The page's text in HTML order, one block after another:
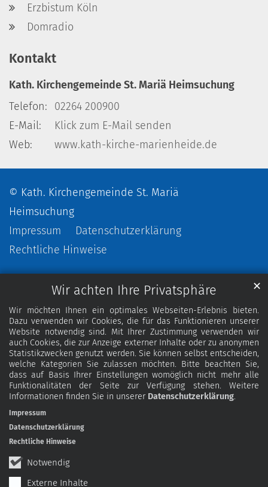
Wir achten Ihre Privatsphäre
Wir möchten Ihnen ein optimales Webseiten-Erlebnis bieten.
Dazu verwenden wir Cookies, die für das Funktionieren unserer
Website notwendig sind. Mit Ihrer Zustimmung verwenden wir
auch Cookies, die zur Anzeige externer Inhalte oder zu anonymen
Statistikzwecken genutzt werden. Sie können selbst entscheiden,
welche Kategorien Sie zulassen möchten. Bitte beachten Sie,
dass auf Basis Ihrer Einstellungen womöglich nicht mehr alle
Funktionalitäten der Seite zur Verfügung stehen. Weitere
Informationen finden Sie in unserer Datenschutzerklärung.
Notwendig
Externe Inhalte
✕
Impressum
Datenschutzerklärung
Rechtliche Hinweise
Erzbistum Köln
Domradio
Kontakt
Kath. Kirchengemeinde St. Mariä Heimsuchung
Telefon:
02264 200900
E-Mail:
Klick zum E-Mail senden
Web:
www.kath-kirche-marienheide.de
© Kath. Kirchengemeinde St. Mariä
Heimsuchung
Impressum
Datenschutzerklärung
Rechtliche Hinweise